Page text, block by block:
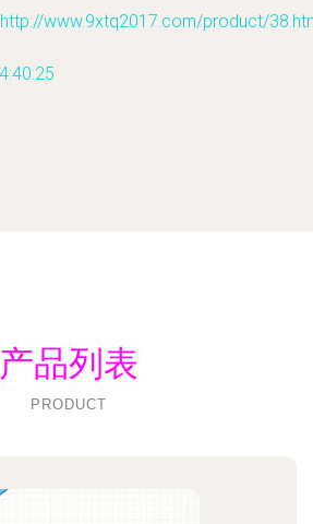
www.9xtq2017.com/product/
产品列表
PRODUCT